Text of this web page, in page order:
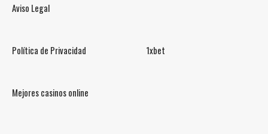
Aviso Legal
Política de Privacidad 1xbet
Mejores casinos online